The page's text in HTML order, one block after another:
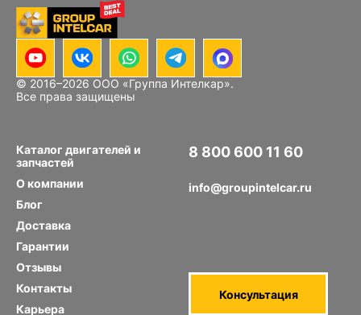
© 2016–2026 ООО «Группа Интелкар».
Все права защищены
Каталог двигателей и
запчастей
О компании
Блог
Доставка
Гарантии
Отзывы
Контакты
Карьера
8 800 600 11 60
info@groupintelcar.ru
Консультация